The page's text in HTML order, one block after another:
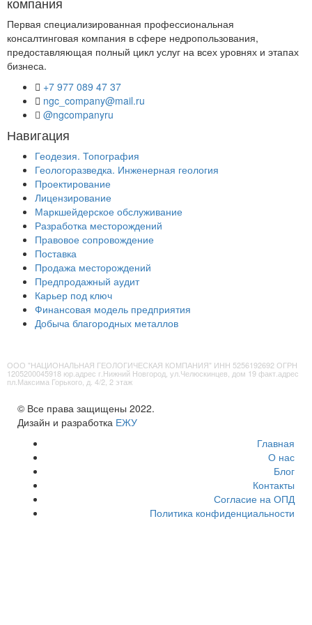
Первая специализированная профессиональная
консалтинговая компания в сфере недропользования,
предоставляющая полный цикл услуг на всех уровнях и этапах
бизнеса.
+7 977 089 47 37
ngc_company@mail.ru
@ngcompanyru
Навигация
Геодезия. Топография
Геологоразведка. Инженерная геология
Проектирование
Лицензирование
Маркшейдерское обслуживание
Разработка месторождений
Правовое сопровождение
Поставка
Продажа месторождений
Предпродажный аудит
Карьер под ключ
Финансовая модель предприятия
Добыча благородных металлов
ООО "НАЦИОНАЛЬНАЯ ГЕОЛОГИЧЕСКАЯ КОМПАНИЯ" ИНН 5256192692 ОГРН
1205200045918 юр.адрес г.Нижний Новгород, ул.Челюскинцев, дом 19 факт.адрес
пл.Максима Горького, д. 4/2, 2 этаж
© Все права защищены 2022.
Дизайн и разработка ЕЖУ
Главная
О нас
Блог
Контакты
Согласие на ОПД
Политика конфиденциальности